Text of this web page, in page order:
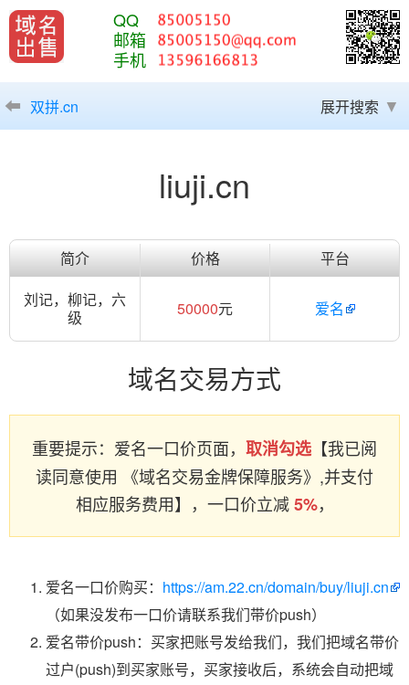
QQ
邮箱
手机
双拼.cn 展开搜索
liuji.cn
简介 价格
平台
刘记，柳记，六
级
50000元 爱名
域名交易方式
重要提示：爱名一口价页面， 取消勾选 【我已阅
读同意使用 《域名交易金牌保障服务》,并支付
相应服务费用】，一口价立减5%，
爱名一口价购买： https://am.22.cn/domain/buy/liuji.cn
（如果没发布一口价请联系我们带价push）
爱名带价push：买家把账号发给我们，我们把域名带价
过户(push)到买家账号，买家接收后，系统会自动把域